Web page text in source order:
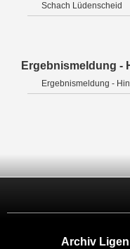
Schach Lüdenscheid
Ergebnismeldung -
Ergebnismeldung -
Archiv